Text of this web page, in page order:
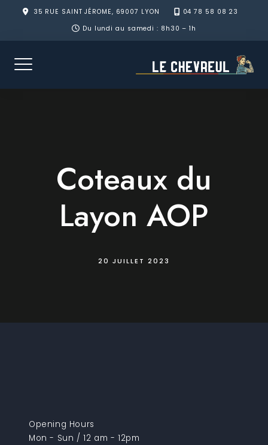
35 RUE SAINT JÉROME, 69007 LYON
04 78 58 08 23
Du lundi au samedi : 8h30 – 1h
Coteaux du
Layon AOP
20 JUILLET 2023
Opening Hours
Mon - Sun / 12 am - 12pm